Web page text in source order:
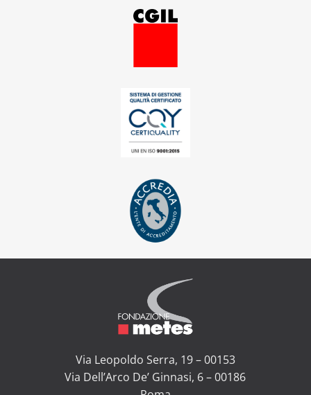
Via Leopoldo Serra, 19 – 00153
Via Dell’Arco De’ Ginnasi, 6 – 00186